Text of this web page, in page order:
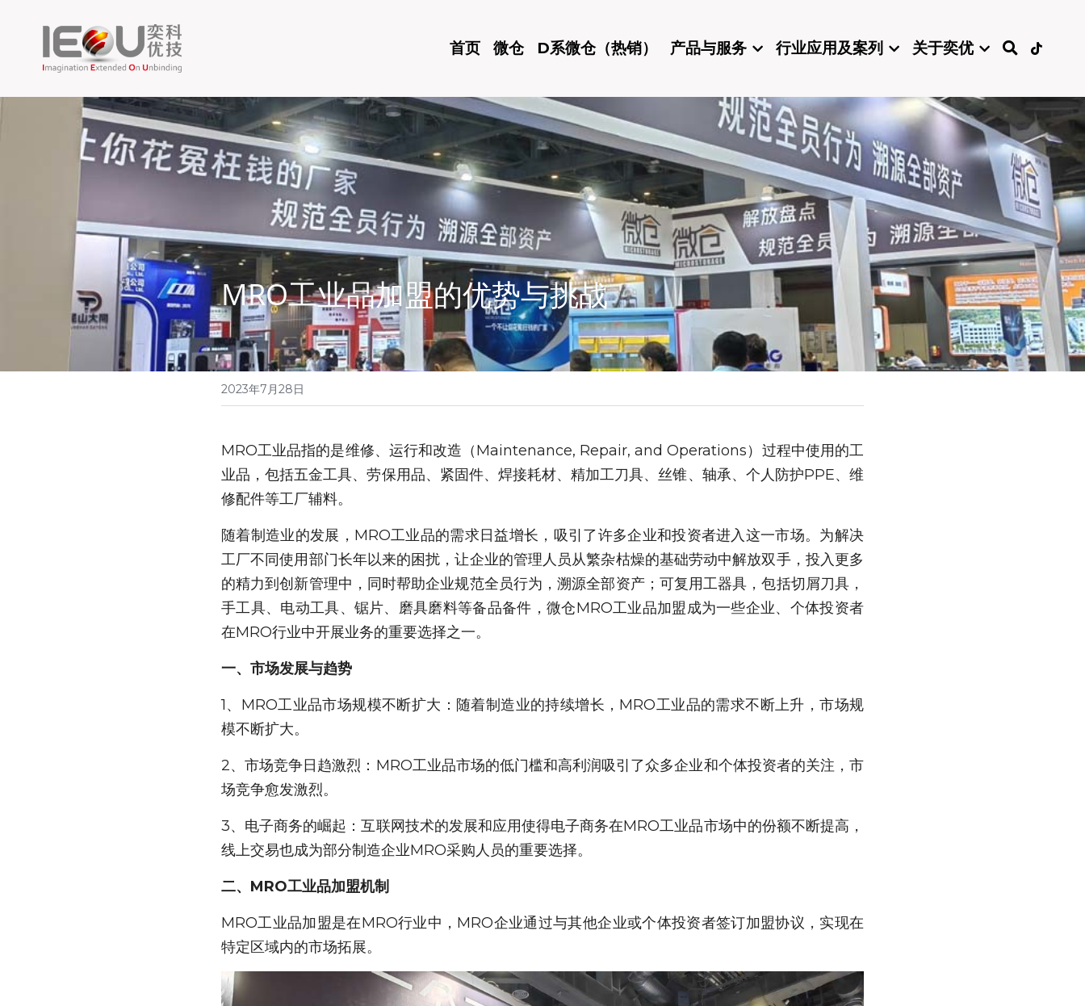
首页 微仓 D系微仓（热销） 产品与服务 行业应用及案列 关于奕优
MRO工业品加盟的优势与挑战
2023年7月28日
MRO工业品指的是维修、运行和改造（Maintenance, Repair, and Operations）过程中使用的工
业品，包括五金工具、劳保用品、紧固件、焊接耗材、精加工刀具、丝锥、轴承、个人防护PPE、维
修配件等工厂辅料。
随着制造业的发展，MRO工业品的需求日益增长，吸引了许多企业和投资者进入这一市场。为解决
工厂不同使用部门长年以来的困扰，让企业的管理人员从繁杂枯燥的基础劳动中解放双手，投入更多
的精力到创新管理中，同时帮助企业规范全员行为，溯源全部资产；可复用工器具，包括切屑刀具，
手工具、电动工具、锯片、磨具磨料等备品备件，微仓MRO工业品加盟成为一些企业、个体投资者
在MRO行业中开展业务的重要选择之一。
一、市场发展与趋势
1、MRO工业品市场规模不断扩大：随着制造业的持续增长，MRO工业品的需求不断上升，市场规
模不断扩大。
2、市场竞争日趋激烈：MRO工业品市场的低门槛和高利润吸引了众多企业和个体投资者的关注，市
场竞争愈发激烈。
3、电子商务的崛起：互联网技术的发展和应用使得电子商务在MRO工业品市场中的份额不断提高，
线上交易也成为部分制造企业MRO采购人员的重要选择。
二、MRO工业品加盟机制
MRO工业品加盟是在MRO行业中，MRO企业通过与其他企业或个体投资者签订加盟协议，实现在
特定区域内的市场拓展。